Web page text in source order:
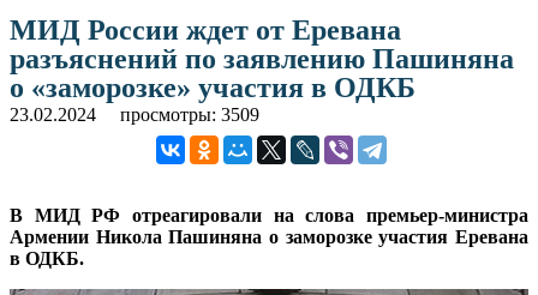
МИД России ждет от Еревана
разъяснений по заявлению Пашиняна
о «заморозке» участия в ОДКБ
23.02.2024 просмотры: 3509
В МИД РФ отреагировали на слова премьер-министра
Армении Никола Пашиняна о заморозке участия Еревана
в ОДКБ.